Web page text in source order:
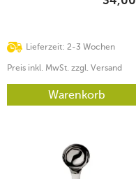
Lieferzeit: 2-3 Wochen
Preis inkl. MwSt. zzgl. Versand
Warenkorb